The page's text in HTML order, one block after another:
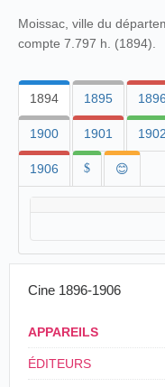
Moissac, ville du
compte 7.797 h. (1894).
1894 1895 1896
1900 1901 1902
1906 $ 😊
Cine 1896-1906
APPAREILS
ÉDITEURS